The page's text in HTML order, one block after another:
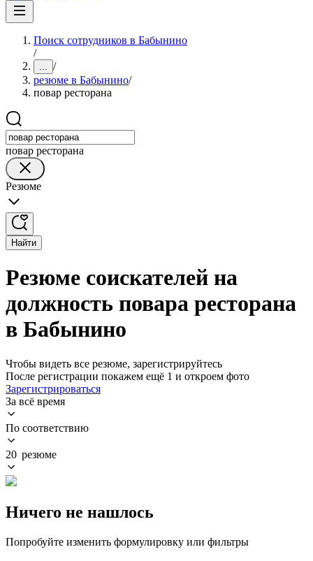
Поиск сотрудников в Бабынино
/
... /
резюме в Бабынино/
повар ресторана
повар ресторана
Резюме
Найти
Резюме соискателей на
должность повара ресторана
в Бабынино
Чтобы видеть все резюме, зарегистрируйтесь
После регистрации покажем ещё 1 и откроем фото
Зарегистрироваться
За всё время
По соответствию
20 резюме
Ничего не нашлось
Попробуйте изменить формулировку или фильтры